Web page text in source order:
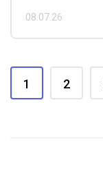
08.07.26
1 2